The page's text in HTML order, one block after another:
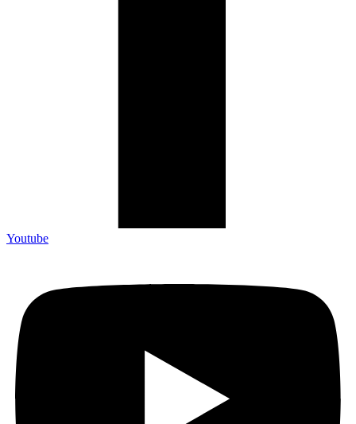
Youtube